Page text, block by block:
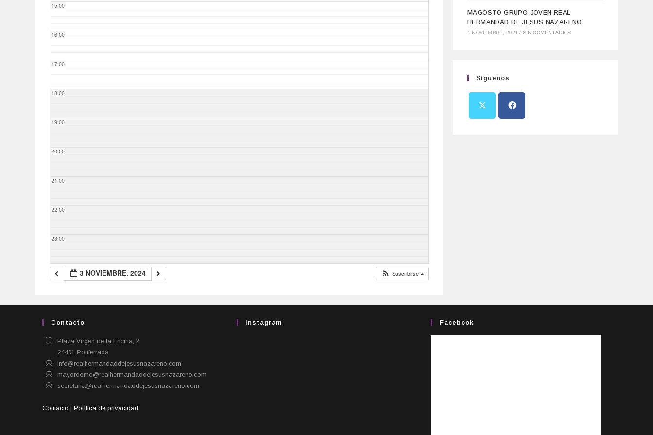
15:00
16:00
17:00
18:00
19:00
20:00
21:00
22:00
23:00
3 NOVIEMBRE, 2024 Suscribirse
MAGOSTO GRUPO JOVEN REAL
HERMANDAD DE JESUS NAZARENO
4 NOVIEMBRE, 2024 / SIN COMENTARIOS
Síguenos
Contacto
Plaza Virgen de la Encina, 2
24401 Ponferrada​
info@realhermandaddejesusnazareno.com
mayordomo@realhermandaddejesusnazareno.com
secretaria@realhermandaddejesusnazareno.com
Contacto | Política de privacidad
Instagram Facebook